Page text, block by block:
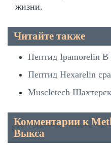
жизни.
Читайте также
Пептид Ipamorelin В
Пептид Hexarelin
Muscletech Шахтерск
Комментарии к
Выкса